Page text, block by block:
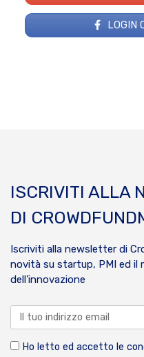
LOGIN
ISCRIVITI ALLA
DI
Iscriviti alla newsletter di
novità su startup, PMI ed il
dell’innovazione
Ho letto ed accetto le